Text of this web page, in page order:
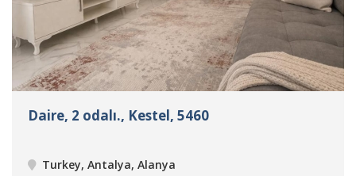
Daire, 2 odalı., Kestel, 5460
Turkey, Antalya, Alanya